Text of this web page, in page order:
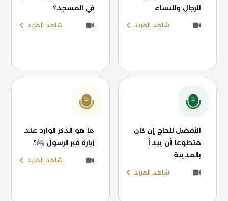
للرجال وللنساء
شاهد المزيد
في المسجد؟
شاهد المزيد
الأفضل للحاج إن كان
متطوعا أن يبدأ
بالمدينة
شاهد المزيد
ما هو الذكر الوارد عند
زيارة قبر الرسول ﷺ؟
شاهد المزيد